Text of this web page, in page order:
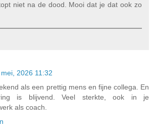
niet na de dood. Mooi dat je dat ook zo
2026 11:32
als een prettig mens en fijne collega. En
is blijvend. Veel sterkte, ook in je
als coach.